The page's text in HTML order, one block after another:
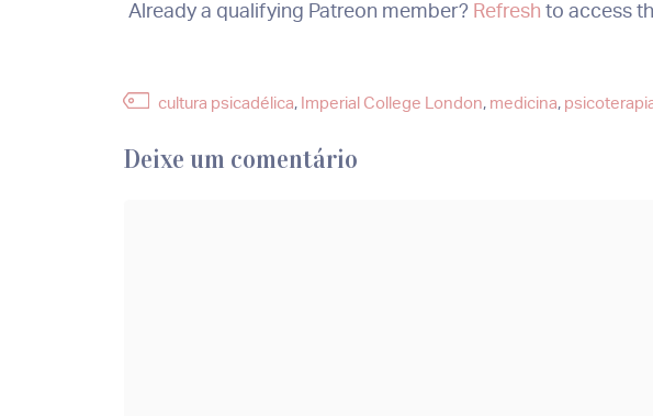
Already a qualifying Patreon member? Refresh to access
Etiquetas
cultura psicadélica, Imperial College London, medicina,
Deixe um comentário